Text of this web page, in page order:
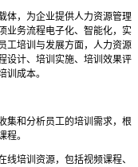
体，为企业提供人力资源管理
业务流程电子化、智能化，实
工培训与发展方面，人力资源
设计、培训实施、培训效果评
训成本。
集和分析员工的培训需求，根
程。
线培训资源，包括视频课程、